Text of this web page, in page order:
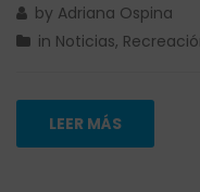
by Adriana Ospina
in Noticias,
LEER MÁS